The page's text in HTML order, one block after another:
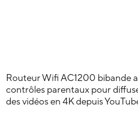
Routeur Wifi AC1200 bibande
contrôles parentaux pour
des vidéos en 4K depuis